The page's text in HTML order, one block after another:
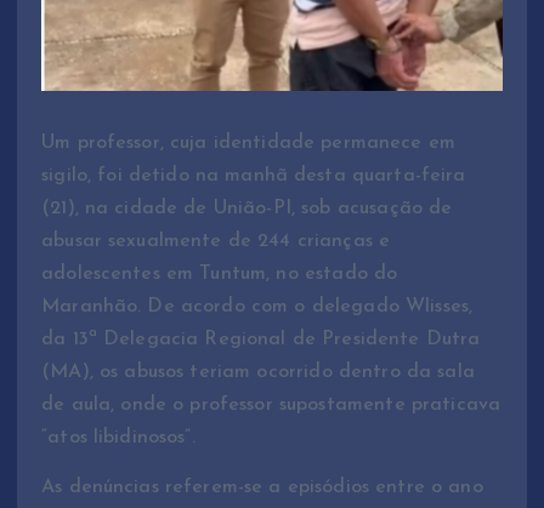
Um professor, cuja identidade permanece em
sigilo, foi d etido na manhã desta quarta-feira
(21), na cidade de União-PI, so b acusa ção de
abusar sexualmente de 244 crianças e
adolescentes em Tuntum, no esta d o do
Maranhão. De acordo com o delegado Wlisses,
da 13ª Delegacia Regional de Presidente Dutra
(MA), os abusos teriam ocorrido dentro da sala
de aula, onde o professor supostamente praticava
“atos libidinosos”.
As denúncias referem-se a episódios entre o ano